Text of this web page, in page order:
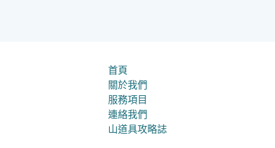
首頁
關於我們
服務項目
連絡我們
山道具攻略誌